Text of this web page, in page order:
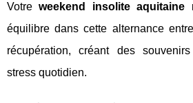
Votreweekend insolite aquitaine
équilibre dans cette alternance
récupération, créant des
stress quotidien.